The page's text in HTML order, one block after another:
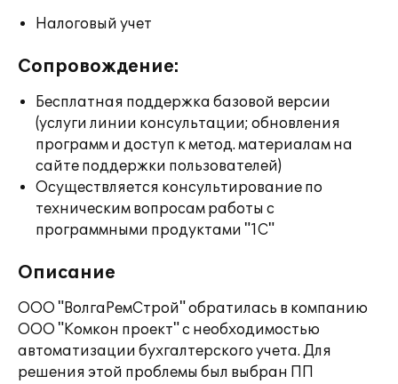
Налоговый учет
Сопровождение:
Бесплатная поддержка базовой версии
(услуги линии консультации; обновления
программ и доступ к метод. материалам на
сайте поддержки пользователей)
Осуществляется консультирование по
техническим вопросам работы с
программными продуктами "1С"
Описание
ООО "ВолгаРемСтрой" обратилась в компанию
ООО "Комкон проект" с необходимостью
автоматизации бухгалтерского учета. Для
решения этой проблемы был выбран ПП